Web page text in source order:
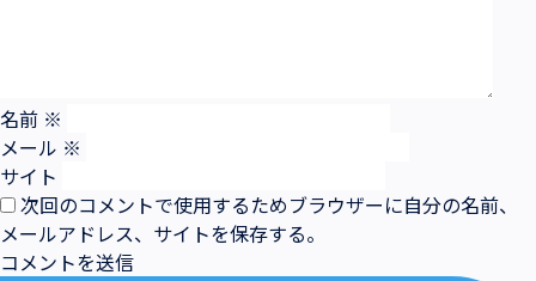
名前 ※
メール ※
サイト
次回のコメントで使用するためブラウザーに自分の名前、
メールアドレス、サイトを保存する。